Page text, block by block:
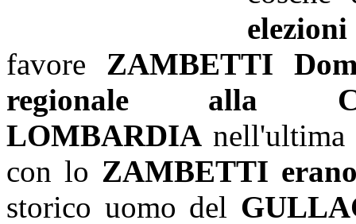
favore ZAMBETTI
regionale alla
LOMBARDIA
con lo ZAMBETTI
storico uomo del